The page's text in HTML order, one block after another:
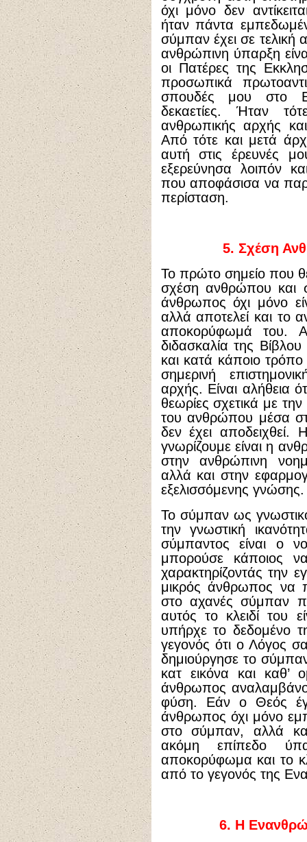
όχι μόνο δεν
ήταν πάντα
σύμπαν έχει σε
ανθρώπινη ύπαρξη
οι Πατέρες της
προσωπικά
σπουδές μου στο
δεκαετίες. Ήταν
ανθρωπικής αρχής
Από τότε και μετά
αυτή στις έρευνές
εξερεύνησα λοιπόν
που αποφάσισα να
περίσταση.
5. Σχέση
Το πρώτο σημείο που
σχέση ανθρώπου και
άνθρωπος όχι μόνο
αλλά αποτελεί και το
αποκορύφωμά του.
διδασκαλία της
και κατά κάποιο τρόπο
σημερινή
αρχής. Είναι αλήθεια
θεωρίες σχετικά με
του ανθρώπου μέσα
δεν έχει
γνωρίζουμε είναι η
στην ανθρώπινη
αλλά και στην
εξελισσόμενης γνώσης.
Το σύμπαν ως γνωστικό
την γνωστική
σύμπαντος είναι ο
μπορούσε κάποιος
χαρακτηρίζοντάς την
μικρός άνθρωπος να
στο αχανές σύμπαν
αυτός το κλειδί του
υπήρχε το δεδομένο
γεγονός ότι ο Λόγος
δημιούργησε το
κατ εικόνα και καθ’
άνθρωπος
φύση. Εάν ο Θεός
άνθρωπος όχι μόνο
στο σύμπαν, αλλά
ακόμη επίπεδο
αποκορύφωμα και το
από το γεγονός της
6. Η